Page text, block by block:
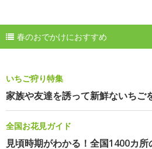
春のおでかけにおすすめ
いちご狩り特集
家族や友達を誘って新鮮ないちご
全国お花見ガイド
見頃時期がわかる！全国1400カ